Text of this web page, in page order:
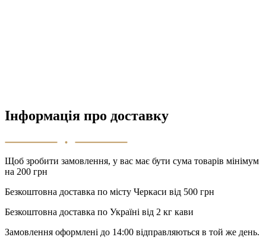
Інформація про доставку
Щоб зробити замовлення, у вас має бути сума товарів мінімум
на 200 грн
Безкоштовна доставка по місту Черкаси від 500 грн
Безкоштовна доставка по Україні від 2 кг кави
Замовлення оформлені до 14:00 відправляються в той же день.